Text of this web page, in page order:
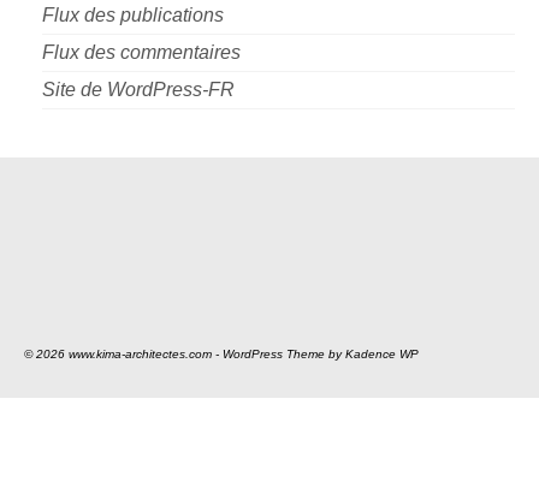
Flux des publications
Flux des commentaires
Site de WordPress-FR
© 2026 www.kima-architectes.com - WordPress Theme byKadence WP